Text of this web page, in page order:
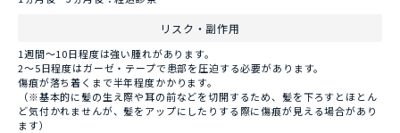
リスク・副作用
1週間～10日程度は強い腫れがあります。
2～5日程度はガーゼ・テープで患部を圧迫する必要があります。
傷痕が落ち着くまで半年程度かかります。
（※基本的に髪の生え際や耳の前などを切開するため、髪を下ろすとほとん
ど気付かれませんが、髪をアップにしたりする際に傷痕が見える場合があり
ます）